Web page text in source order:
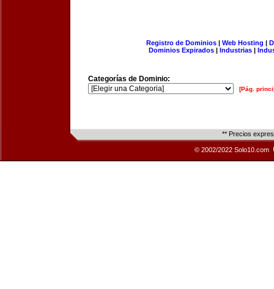
Registro de Dominios| Web Hosting |
Dominios Expirados | Industrias |
Categorías de Dominio:
[Pág.
** Precios
© 2002/2022 Solo10.com